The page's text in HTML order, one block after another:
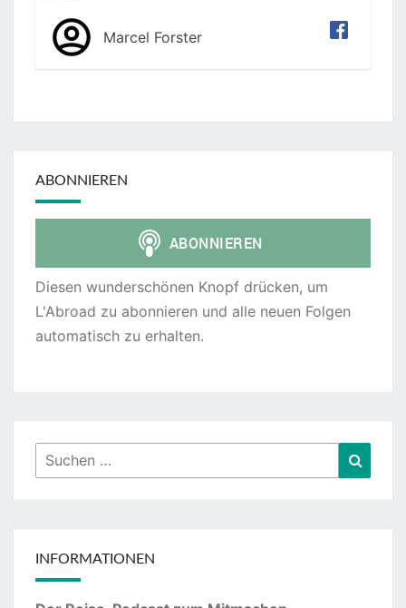
Marcel Forster
ABONNIEREN
Diesen wunderschönen Knopf drücken, um
L'Abroad zu abonnieren und alle neuen Folgen
automatisch zu erhalten.
Suchen
nach:
INFORMATIONEN